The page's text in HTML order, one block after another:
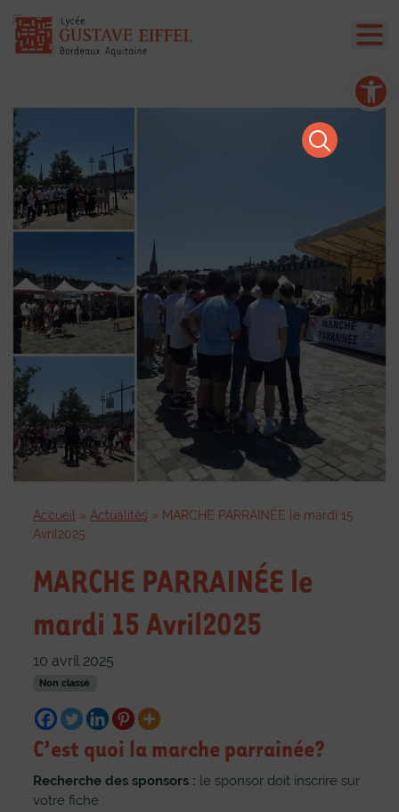
Ouvrir la barre d’outils
Accueil » Actualités » MARCHE PARRAINÉE le mardi 15
Avril2025
MARCHE PARRAINÉE le
mardi 15 Avril2025
10 avril 2025
Non classé
C’est quoi la marche parrainée?
Recherche des sponsors : le sponsor doit inscrire sur
votre fiche :